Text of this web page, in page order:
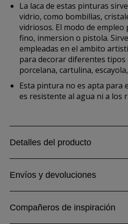
La laca de estas pinturas
vidrio, como bombillas,
vidriosos. El modo de empleo
fino, inmersion o pistola.
empleadas en el ambito
para decorar diferentes tipos
porcelana, cartulina,
Esta pintura no es apta para
es resistente al agua ni a los
Detalles del producto
Envíos y devoluciones
Compañeros de inspiración